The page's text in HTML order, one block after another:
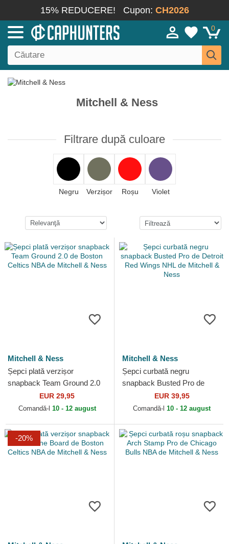
15% REDUCERE! Cupon: CH2026
0
Mitchell & Ness
Filtrare după culoare
Negru Verzișor Roșu Violet
Mitchell & Ness
Șepci plată verzișor
snapback Team Ground 2.0
de Boston Celtics NBA de
Mitchell & Ness
EUR 29,95
Comandă-l 10 - 12 august
Mitchell & Ness
Șepci curbată negru
snapback Busted Pro de
Detroit Red Wings NHL de
Mitchell & Ness
EUR 39,95
Comandă-l 10 - 12 august
-20%